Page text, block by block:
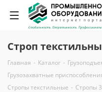
Строп
Главная - Каталог -
Грузозахватные
Стропы текстильные - Стропы